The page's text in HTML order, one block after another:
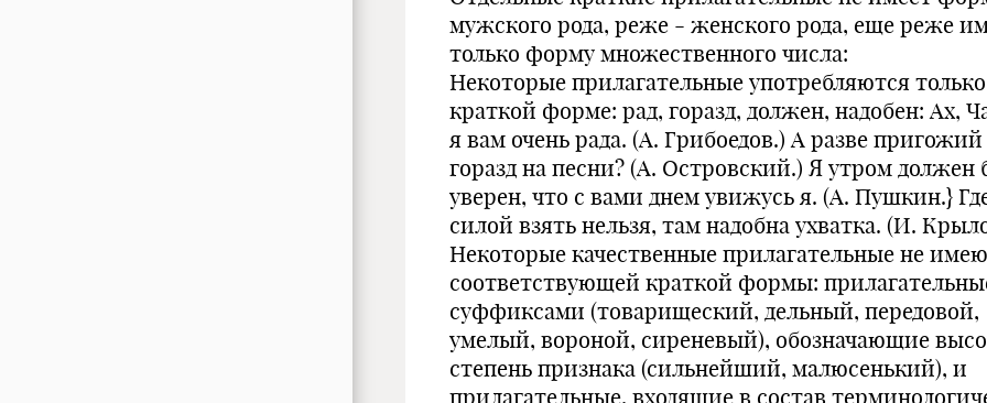
мужского рода, реже - женского рода, еще реже
только форму множественного числа:
Некоторые прилагательные употребляются
краткой форме: рад, горазд, должен, надобен: Ах,
я вам очень рада. (А. Грибоедов.) А разве
горазд на песни? (А. Островский.) Я утром должен
уверен, что с вами днем увижусь я. (А. Пушкин.}
силой взять нельзя, там надобна ухватка. (И.
Некоторые качественные прилагательные не
соответствующей краткой формы:
суффиксами (товарищеский, дельный, передовой,
умелый, вороной, сиреневый), обозначающие
степень признака (сильнейший, малюсенький), и
прилагательные, входящие в состав